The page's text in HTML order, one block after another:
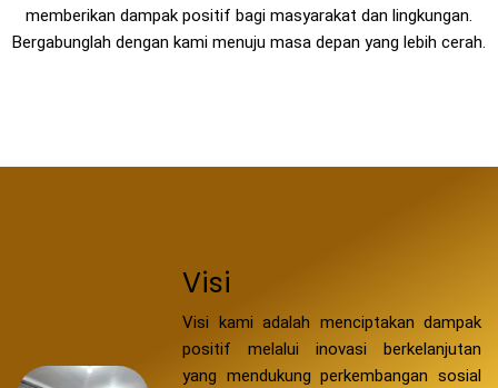
memberikan dampak positif bagi masyarakat dan lingkungan.
Bergabunglah dengan kami menuju masa depan yang lebih cerah.
Visi
Visi kami adalah menciptakan dampak
positif melalui inovasi berkelanjutan
yang mendukung perkembangan sosial